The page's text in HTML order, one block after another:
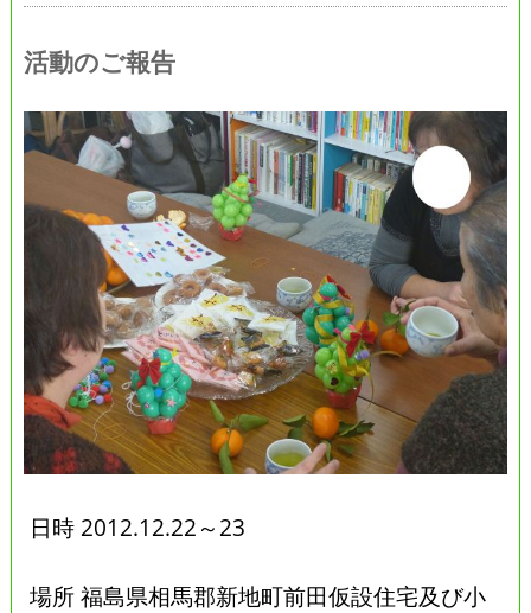
活動のご報告
日時 2012.12.22～23
場所 福島県相馬郡新地町前田仮設住宅及び小